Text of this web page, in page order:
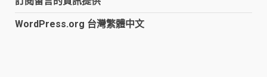
WordPress.org 台灣繁體中文